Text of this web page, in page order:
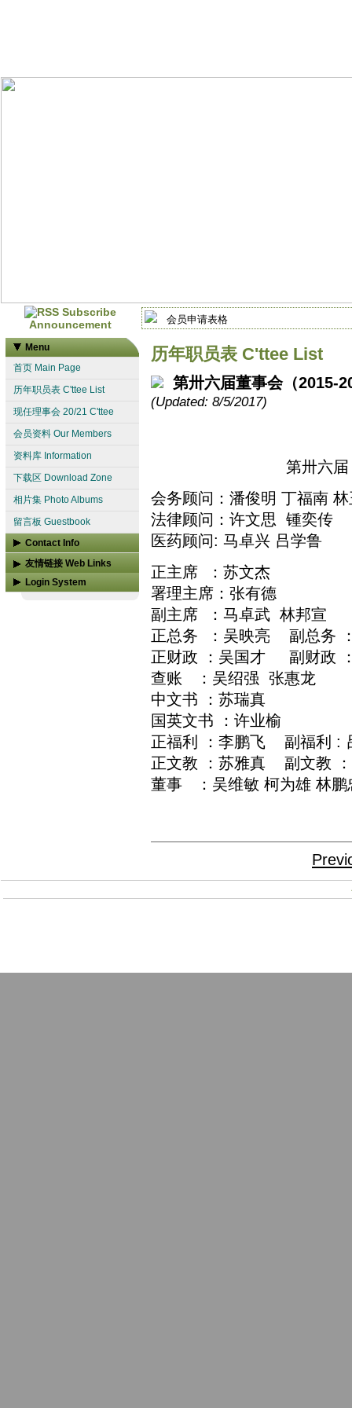
Announcement 会员申请表格
Menu
首页 Main Page
历年职员表 C'ttee List
现任理事会 20/21 C'ttee
会员资料 Our Members
资料库 Information
下载区 Download Zone
相片集 Photo Albums
留言板 Guestbook
Contact Info
联系我们 Contact us
友情链接 Web Links
槟榔屿潮州会馆
Login System
历年职员表 C'ttee List
第卅六届董事会（2015-
(Updated: 8/5/2017)
第卅六
会务顾问：潘俊明 丁福南
法律顾问：许文思 锺奕传
医药顾问: 马卓兴 吕学鲁
正主席 ：苏文杰
署理主席：张有德
副主席 ：马卓武 林邦宣
正总务 ：吴映亮 副总务
正财政 ：吴国才 副财政
查账 ：吴绍强 张惠龙
中文书 ：苏瑞真
国英文书 ：许业榆
正福利 ：李鹏飞 副福利 :
正文教 ：苏雅真 副文教
董事 ：吴维敏 柯为雄 林鹏